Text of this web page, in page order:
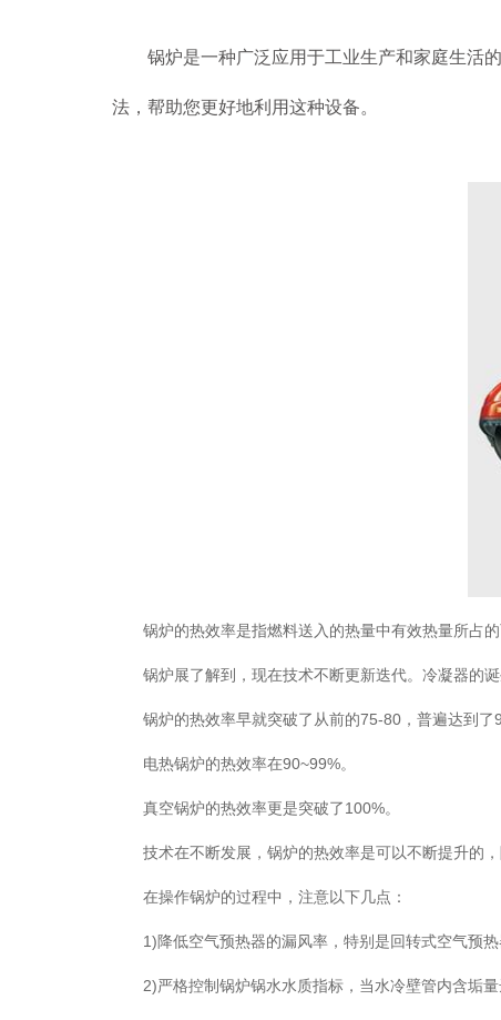
锅炉是一种广泛应用于工业生产和家庭生活的
法，帮助您更好地利用这种设备。
锅炉的热效率是指燃料送入的热量中有效热量所占的
锅炉展了解到，现在技术不断更新迭代。冷凝器的诞
锅炉的热效率早就突破了从前的75-80，普遍达到了
电热锅炉的热效率在90~99%。
真空锅炉的热效率更是突破了100%。
技术在不断发展，锅炉的热效率是可以不断提升的，
在操作锅炉的过程中，注意以下几点：
1)降低空气预热器的漏风率，特别是回转式空气预热
2)严格控制锅炉锅水水质指标，当水冷壁管内含垢量